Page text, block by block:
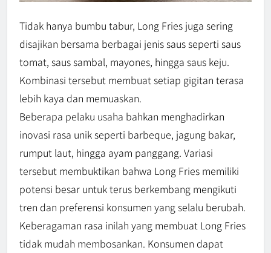
Tidak hanya bumbu tabur, Long Fries juga sering
disajikan bersama berbagai jenis saus seperti saus
tomat, saus sambal, mayones, hingga saus keju.
Kombinasi tersebut membuat setiap gigitan terasa
lebih kaya dan memuaskan.
Beberapa pelaku usaha bahkan menghadirkan
inovasi rasa unik seperti barbeque, jagung bakar,
rumput laut, hingga ayam panggang. Variasi
tersebut membuktikan bahwa Long Fries memiliki
potensi besar untuk terus berkembang mengikuti
tren dan preferensi konsumen yang selalu berubah.
Keberagaman rasa inilah yang membuat Long Fries
tidak mudah membosankan. Konsumen dapat